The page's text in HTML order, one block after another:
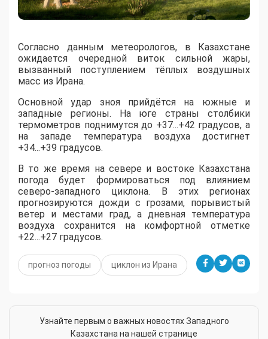
Согласно данным метеорологов, в Казахстане
ожидается очередной виток сильной жары,
вызванный поступлением тёплых воздушных
масс из Ирана.
​Основной удар зноя прийдётся на южные и
западные регионы. На юге страны столбики
термометров поднимутся до +37...+42 градусов, а
на западе температура воздуха достигнет
+34...+39 градусов.
​В то же время на севере и востоке Казахстана
погода будет формироваться под влиянием
северо-западного циклона. В этих регионах
прогнозируются дожди с грозами, порывистый
ветер и местами град, а дневная температура
воздуха сохранится на комфортной отметке
+22...+27 градусов.
прогноз погоды циклон из Ирана
Узнайте первым о важных новостях Западного
Казахстана на нашей странице